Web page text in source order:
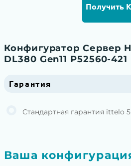
Получить
Конфигуратор Сервер
DL380 Gen11 P52560-421
Гарантия
Стандартная гарантия ittelo
Ваша